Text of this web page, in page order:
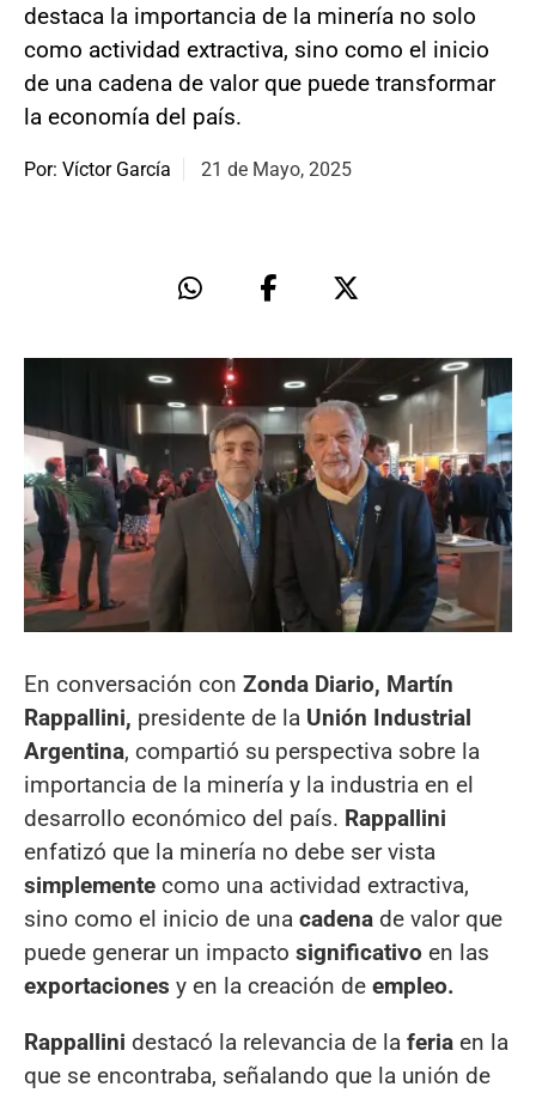
destaca la importancia de la minería no solo
como actividad extractiva, sino como el inicio
de una cadena de valor que puede transformar
la economía del país.
Por: Víctor García 21 de Mayo, 2025
En conversación con Zonda Diario, Martín
Rappallini, presidente de la Unión Industrial
Argentina, compartió su perspectiva sobre la
importancia de la minería y la industria en el
desarrollo económico del país. Rappallini
enfatizó que la minería no debe ser vista
simplemente como una actividad extractiva,
sino como el inicio de una cadena de valor que
puede generar un impacto significativo en las
exportaciones y en la creación de empleo.
Rappallini destacó la relevancia de la feria en la
que se encontraba, señalando que la unión de